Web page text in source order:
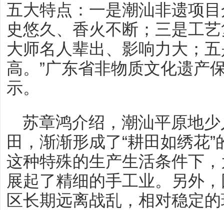
五大特点：一是潮汕非遗项
史悠久、香火不断；三是工
大师名人辈出、影响力大；
高。”广东省非物质文化遗产
示。
苏章鸿介绍，潮汕平原地
田，渐渐形成了“耕田如绣花
这种特殊的生产生活条件下
展起了精细的手工业。另外
区长期远离战乱，相对稳定